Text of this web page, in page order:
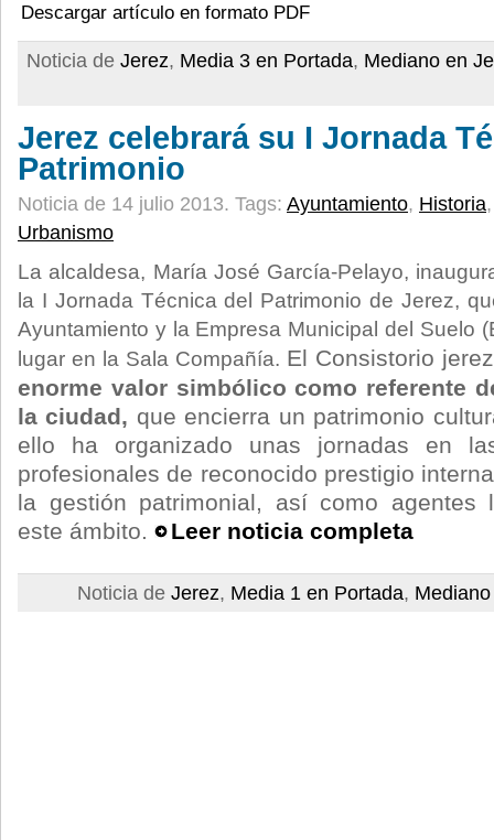
Descargar artículo en formato PDF
Noticia de Jerez, Media 3 en Portada, Mediano en
Jerez celebrará su I Jornada
Patrimonio
Noticia de 14 julio 2013. Tags: Ayuntamiento, Historia
Urbanismo
La alcaldesa, María José García-Pelayo,
la I Jornada Técnica del Patrimonio de Jerez,
Ayuntamiento y la Empresa Municipal del Suelo
lugar en la Sala Compañía. El Consistorio
enorme valor simbólico como referente
la ciudad, que encierra un patrimonio
ello ha organizado unas jornadas en
profesionales de reconocido prestigio
la gestión patrimonial, así como agentes
este ámbito.
Leer noticia completa
Noticia de Jerez, Media 1 en Portada,